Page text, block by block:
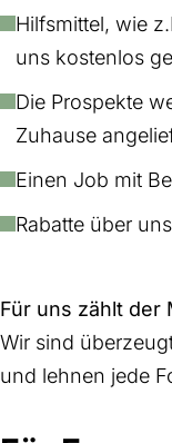
Hilfsmittel, wie
uns kostenlos
Die Prospekte
Zuhause
Einen Job mit
Rabatte über
Für uns zählt der
Wir sind
und lehnen jede